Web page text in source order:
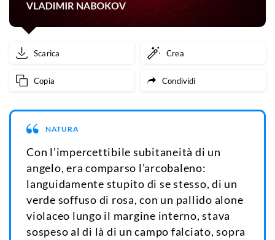
Scarica Crea
Copia Condividi
NATURA
Con l’impercettibile subitaneità di un
angelo, era comparso l’arcobaleno:
languidamente stupito di se stesso, di un
verde soffuso di rosa, con un pallido alone
violaceo lungo il margine interno, stava
sospeso al di là di un campo falciato, sopra